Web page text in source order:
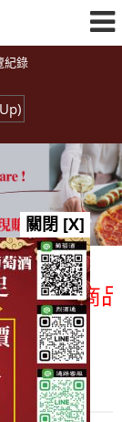
紀錄
類商品
關閉 [X]